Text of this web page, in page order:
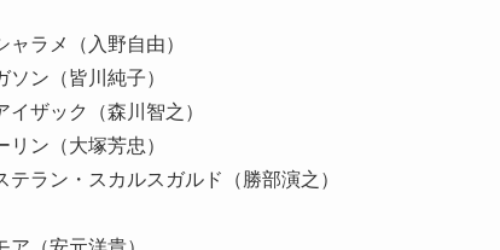
ラメ（入野自由）
ン（皆川純子）
ザック（森川智之）
ン（大塚芳忠）
ラン・スカルスガルド（勝部演之）